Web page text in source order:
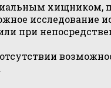
хищником,
исследование
при